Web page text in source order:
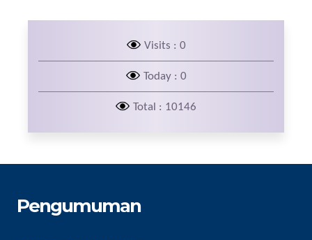
Visits : 0
Today : 0
Total : 10146
Pengumuman